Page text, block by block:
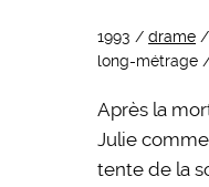
1993 /drame /
long-métrage
Après la
Julie
tente de la